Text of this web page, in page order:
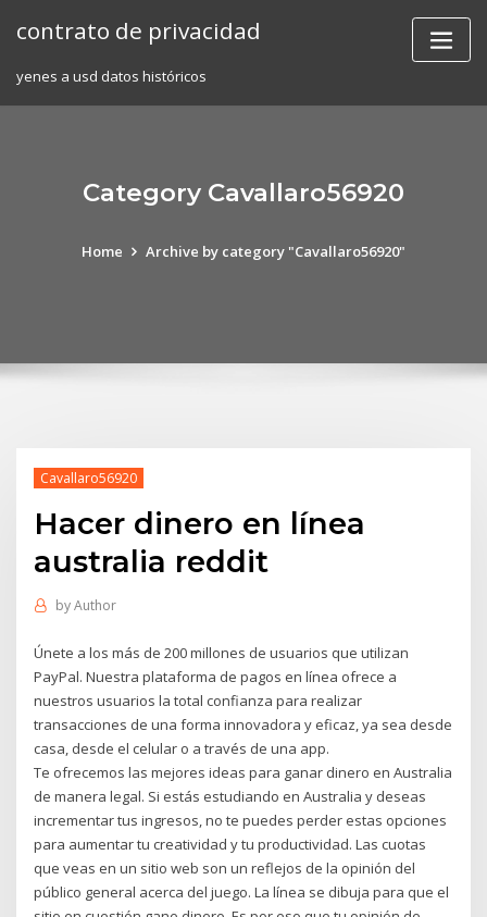
contrato de privacidad
yenes a usd datos históricos
Category Cavallaro56920
Home Archive by category "Cavallaro56920"
Cavallaro56920
Hacer dinero en línea
australia reddit
byAuthor
Únete a los más de 200 millones de usuarios que utilizan
PayPal. Nuestra plataforma de pagos en línea ofrece a
nuestros usuarios la total confianza para realizar
transacciones de una forma innovadora y eficaz, ya sea desde
casa, desde el celular o a través de una app.
Te ofrecemos las mejores ideas para ganar dinero en Australia
de manera legal. Si estás estudiando en Australia y deseas
incrementar tus ingresos, no te puedes perder estas opciones
para aumentar tu creatividad y tu productividad. Las cuotas
que veas en un sitio web son un reflejos de la opinión del
público general acerca del juego. La línea se dibuja para que el